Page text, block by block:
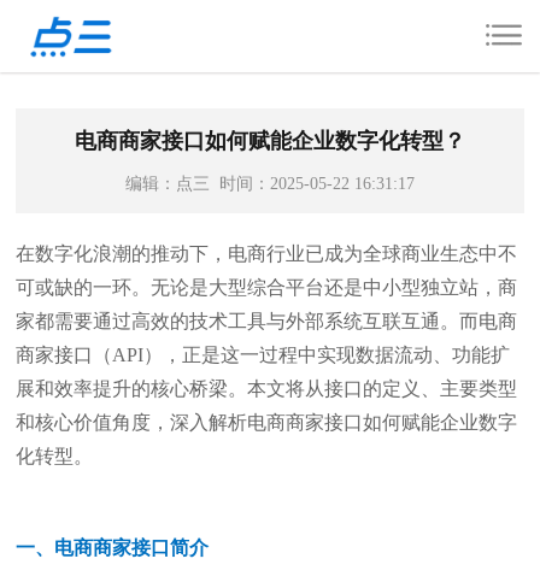
电商商家接口如何赋能企业数字化转型？
编辑：点三 时间：2025-05-22 16:31:17
在数字化浪潮的推动下，电商行业已成为全球商业生态中不
可或缺的一环。无论是大型综合平台还是中小型独立站，商
家都需要通过高效的技术工具与外部系统互联互通。而电商
商家接口（API），正是这一过程中实现数据流动、功能扩
展和效率提升的核心桥梁。本文将从接口的定义、主要类型
和核心价值角度，深入解析电商商家接口如何赋能企业数字
化转型。
一、电商商家接口简介